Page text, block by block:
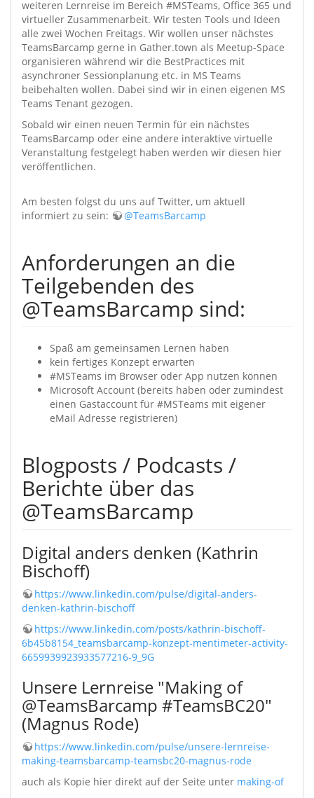
weiteren Lernreise im Bereich #MSTeams, Office 365 und
virtueller Zusammenarbeit. Wir testen Tools und Ideen
alle zwei Wochen Freitags. Wir wollen unser nächstes
TeamsBarcamp gerne in Gather.town als Meetup-Space
organisieren während wir die BestPractices mit
asynchroner Sessionplanung etc. in MS Teams
beibehalten wollen. Dabei sind wir in einen eigenen MS
Teams Tenant gezogen.
Sobald wir einen neuen Termin für ein nächstes
TeamsBarcamp oder eine andere interaktive virtuelle
Veranstaltung festgelegt haben werden wir diesen hier
veröffentlichen.
Am besten folgst du uns auf Twitter, um aktuell
informiert zu sein:
@TeamsBarcamp
Anforderungen an die
Teilgebenden des
@TeamsBarcamp sind:
Spaß am gemeinsamen Lernen haben
kein fertiges Konzept erwarten
#MSTeams im Browser oder App nutzen können
Microsoft Account (bereits haben oder zumindest
einen Gastaccount für #MSTeams mit eigener
eMail Adresse registrieren)
Blogposts / Podcasts /
Berichte über das
@TeamsBarcamp
Digital anders denken (Kathrin
Bischoff)
https://www.linkedin.com/pulse/digital-anders-
denken-kathrin-bischoff
https://www.linkedin.com/posts/kathrin-bischoff-
6b45b8154_teamsbarcamp-konzept-mentimeter-activity-
6659939923933577216-9_9G
Unsere Lernreise "Making of
@TeamsBarcamp #TeamsBC20"​
(Magnus Rode)
https://www.linkedin.com/pulse/unsere-lernreise-
making-teamsbarcamp-teamsbc20-magnus-rode
auch als Kopie hier direkt auf der Seite unter making-of